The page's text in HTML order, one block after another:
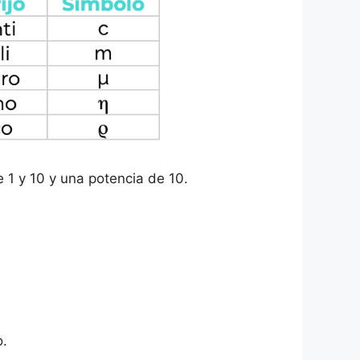
y 10 y una potencia de 10.